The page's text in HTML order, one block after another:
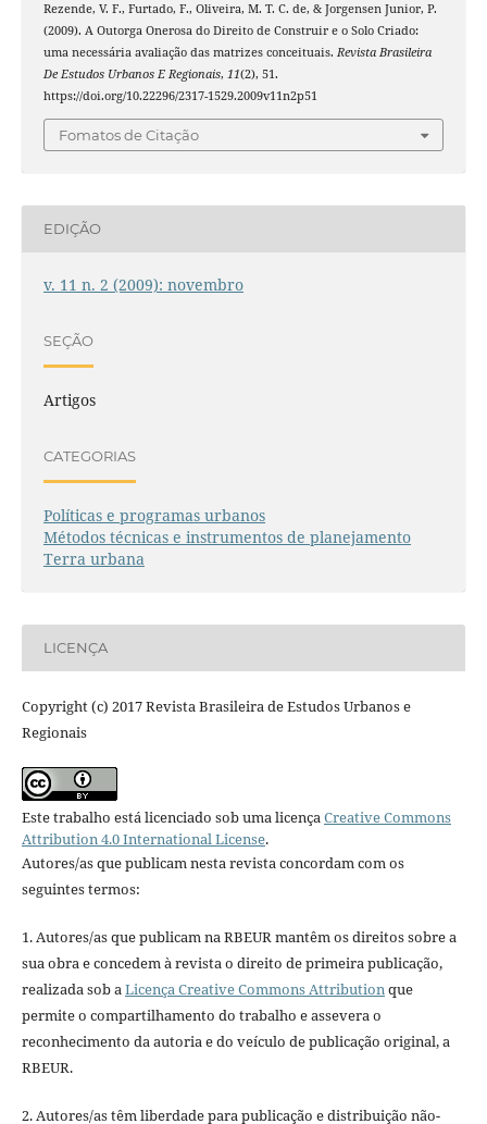
Rezende, V. F., Furtado, F., Oliveira, M. T. C. de, & Jorgensen Junior, P.
(2009). A Outorga Onerosa do Direito de Construir e o Solo Criado:
uma necessária avaliação das matrizes conceituais. Revista Brasileira
De Estudos Urbanos E Regionais, 11(2), 51.
https://doi.org/10.22296/2317-1529.2009v11n2p51
Fomatos de Citação
EDIÇÃO
v. 11 n. 2 (2009): novembro
SEÇÃO
Artigos
CATEGORIAS
Políticas e programas urbanos
Métodos técnicas e instrumentos de planejamento
Terra urbana
LICENÇA
Copyright (c) 2017 Revista Brasileira de Estudos Urbanos e
Regionais
Este trabalho está licenciado sob uma licençaCreative Commons
Attribution 4.0 International License.
Autores/as que publicam nesta revista concordam com os
seguintes termos:
1. Autores/as que publicam na RBEUR mantêm os direitos sobre a
sua obra e concedem à revista o direito de primeira publicação,
realizada sob aLicença Creative Commons Attributionque
permite o compartilhamento do trabalho e assevera o
reconhecimento da autoria e do veículo de publicação original, a
RBEUR.
2. Autores/as têm liberdade para publicação e distribuição não-